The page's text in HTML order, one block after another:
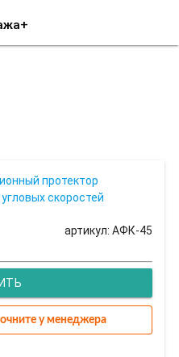
артикул: АФК-45
у менеджера